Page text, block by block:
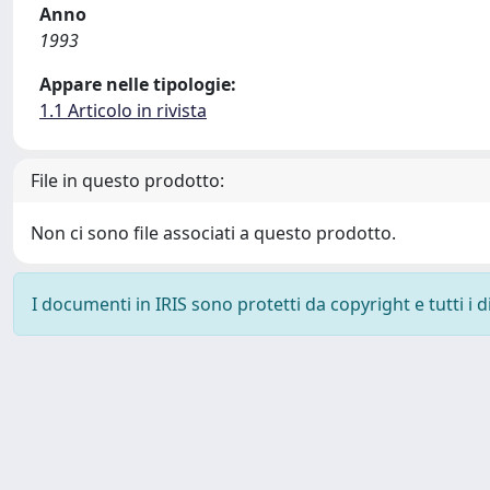
Anno
1993
Appare nelle tipologie:
1.1 Articolo in rivista
File in questo prodotto:
Non ci sono file associati a questo prodotto.
I documenti in IRIS sono protetti da copyright e tutti i